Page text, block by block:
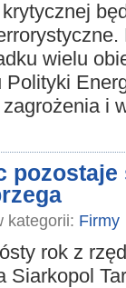
wielu
Polityki
i
kategorii: Firmy
rok z
Siarkopol